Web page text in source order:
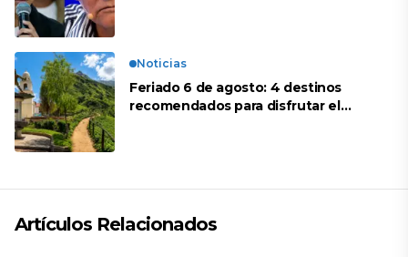
Noticias
Feriado 6 de agosto: 4 destinos
recomendados para disfrutar el
Artículos Relacionados